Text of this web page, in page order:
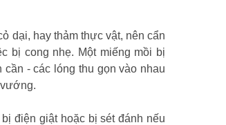
dại, hay thảm thực vật, nên cẩn
bị cong nhẹ. Một miếng mồi bị
- các lóng thu gọn vào nhau
điện giật hoặc bị sét đánh nếu